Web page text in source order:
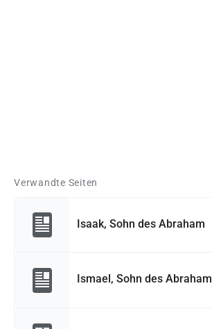
Verwandte Seiten
Isaak, Sohn des Abraham
Ismael, Sohn des Abraham